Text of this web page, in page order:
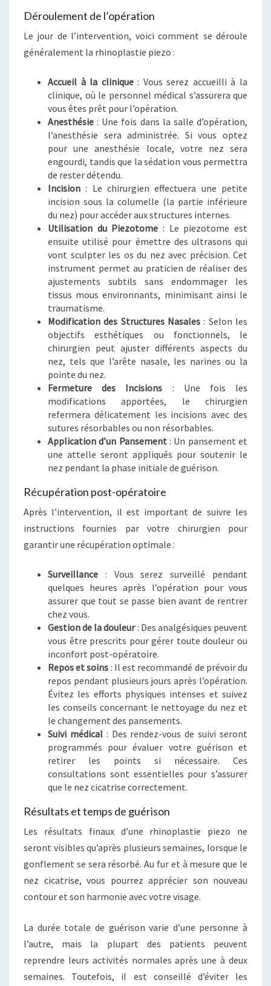
Déroulement de l’opération
Le jour de l’intervention, voici comment se déroule
généralement la rhinoplastie piezo :
Accueil à la clinique: Vous serez accueilli à la
clinique, où le personnel médical s’assurera que
vous êtes prêt pour l’opération.
Anesthésie : Une fois dans la salle d’opération,
l’anesthésie sera administrée. Si vous optez
pour une anesthésie locale, votre nez sera
engourdi, tandis que la sédation vous permettra
de rester détendu.
Incision : Le chirurgien effectuera une petite
incision sous la columelle (la partie inférieure
du nez) pour accéder aux structures internes.
Utilisation du Piezotome : Le piezotome est
ensuite utilisé pour émettre des ultrasons qui
vont sculpter les os du nez avec précision. Cet
instrument permet au praticien de réaliser des
ajustements subtils sans endommager les
tissus mous environnants, minimisant ainsi le
traumatisme.
Modification des Structures Nasales : Selon les
objectifs esthétiques ou fonctionnels, le
chirurgien peut ajuster différents aspects du
nez, tels que l’arête nasale, les narines ou la
pointe du nez.
Fermeture des Incisions : Une fois les
modifications apportées, le chirurgien
refermera délicatement les incisions avec des
sutures résorbables ou non résorbables.
Application d’un Pansement: Un pansement et
une attelle seront appliqués pour soutenir le
nez pendant la phase initiale de guérison.
Récupération post-opératoire
Après l’intervention, il est important de suivre les
instructions fournies par votre chirurgien pour
garantir une récupération optimale :
Surveillance : Vous serez surveillé pendant
quelques heures après l’opération pour vous
assurer que tout se passe bien avant de rentrer
chez vous.
Gestion de la douleur: Des analgésiques peuvent
vous être prescrits pour gérer toute douleur ou
inconfort post-opératoire.
Repos et soins : Il est recommandé de prévoir du
repos pendant plusieurs jours après l’opération.
Évitez les efforts physiques intenses et suivez
les conseils concernant le nettoyage du nez et
le changement des pansements.
Suivi médical: Des rendez-vous de suivi seront
programmés pour évaluer votre guérison et
retirer les points si nécessaire. Ces
consultations sont essentielles pour s’assurer
que le nez cicatrise correctement.
Résultats et temps de guérison
Les résultats finaux d’une rhinoplastie piezo ne
seront visibles qu’après plusieurs semaines, lorsque le
gonflement se sera résorbé. Au fur et à mesure que le
nez cicatrise, vous pourrez apprécier son nouveau
contour et son harmonie avec votre visage.
La durée totale de guérison varie d’une personne à
l’autre, mais la plupart des patients peuvent
reprendre leurs activités normales après une à deux
semaines. Toutefois, il est conseillé d’éviter les